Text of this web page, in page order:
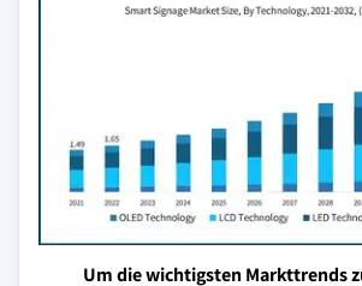
Um die wichtigsten Markttrends